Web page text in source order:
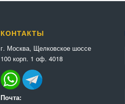
КОНТАКТЫ
г. Москва, Щелковское шоссе
100 корп. 1 оф. 4018
Почта: